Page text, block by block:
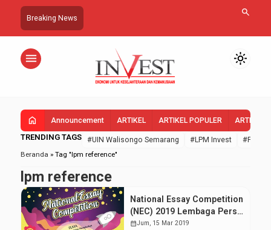
Breaking News search
menu light_mode
home Announcement ARTIKEL ARTIKEL POPULER ARTIKEL
TRENDING TAGS #UIN Walisongo Semarang #LPM Invest
#FEBI
Beranda » Tag "lpm reference"
lpm reference
National Essay Competition
(NEC) 2019 Lembaga Pers
Mahasiswa Invest
calendar_monthJum, 15 Mar 2019